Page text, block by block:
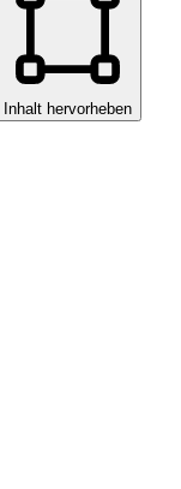
Inhalt hervorheben